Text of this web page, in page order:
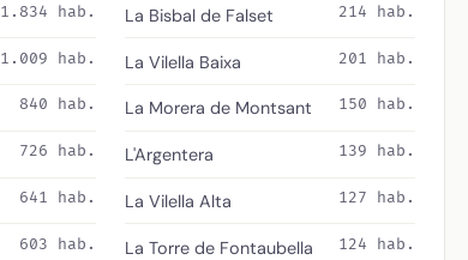
1.834 hab.
1.009 hab.
840 hab.
726 hab.
641 hab.
603 hab.
La Bisbal de Falset 214 hab.
La Vilella Baixa 201 hab.
La Morera de Montsant 150 hab.
L'Argentera 139 hab.
La Vilella Alta 127 hab.
La Torre de Fontaubella 124 hab.